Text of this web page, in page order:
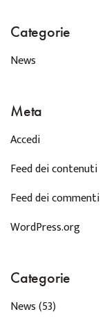
Categorie
News
Meta
Accedi
Feed dei contenuti
Feed dei commenti
WordPress.org
Categorie
News(53)